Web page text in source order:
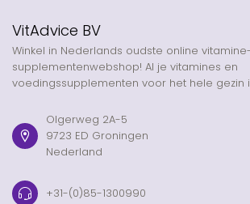
VitAdvice BV
Winkel in Nederlands oudste online
supplementenwebshop! Al je vitamines en
voedingssupplementen voor het hele gezin
Olgerweg 2A-5
9723 ED Groningen
Nederland
+31-(0)85-1300990